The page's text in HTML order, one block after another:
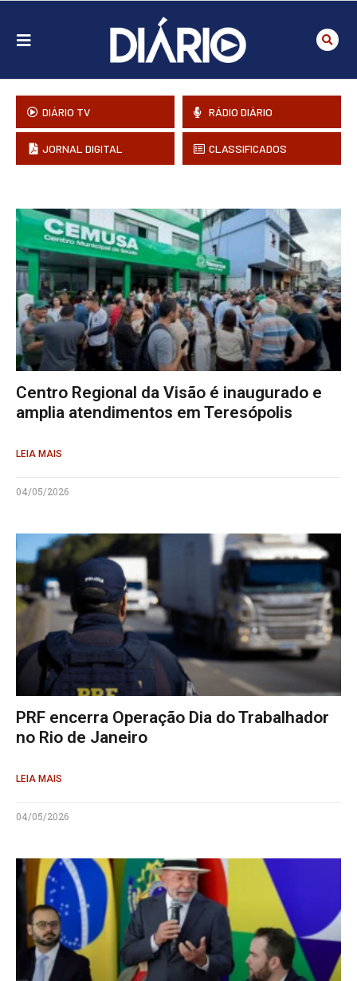
DIÁRIO TV RÁDIO DIÁRIO
JORNAL DIGITAL CLASSIFICADOS
Centro Regional da Visão é inaugurado e
amplia atendimentos em Teresópolis
LEIA MAIS
04/05/2026
PRF encerra Operação Dia do Trabalhador
no Rio de Janeiro
LEIA MAIS
04/05/2026